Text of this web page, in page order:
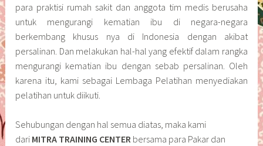
para praktisi rumah sakit dan anggota tim medis berusaha
untuk mengurangi kematian ibu di negara-negara
berkembang khusus nya di Indonesia dengan akibat
persalinan. Dan melakukan hal-hal yang efektif dalam rangka
mengurangi kematian ibu dengan sebab persalinan. Oleh
karena itu, kami sebagai Lembaga Pelatihan menyediakan
pelatihan untuk diikuti.
Sehubungan dengan hal semua diatas, maka kami
dari MITRA TRAINING CENTER bersama para Pakar dan